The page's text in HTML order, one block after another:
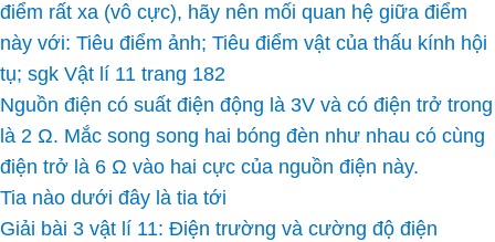
điểm rất xa (vô cực), hãy nên mối quan hệ giữa điểm
này với: Tiêu điểm ảnh; Tiêu điểm vật của thấu kính hội
tụ; sgk Vật lí 11 trang 182
Nguồn điện có suất điện động là 3V và có điện trở trong
là 2 Ω. Mắc song song hai bóng đèn như nhau có cùng
điện trở là 6 Ω vào hai cực của nguồn điện này.
Tia nào dưới đây là tia tới
Giải bài 3 vật lí 11: Điện trường và cường độ điện